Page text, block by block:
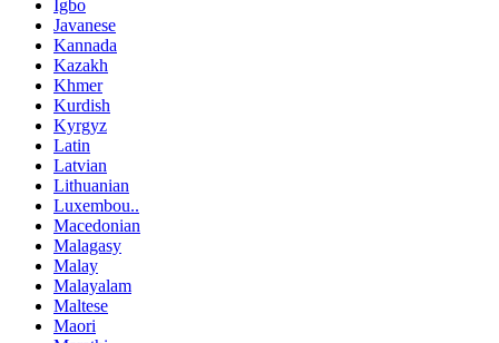
Igbo
Javanese
Kannada
Kazakh
Khmer
Kurdish
Kyrgyz
Latin
Latvian
Lithuanian
Luxembou..
Macedonian
Malagasy
Malay
Malayalam
Maltese
Maori